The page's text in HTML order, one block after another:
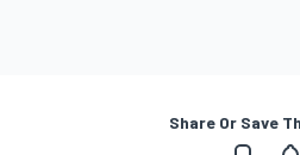
Share Or Save